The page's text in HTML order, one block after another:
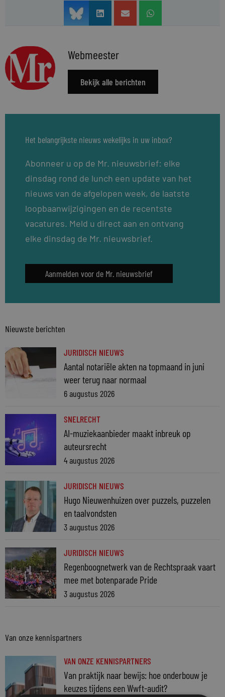
Webmeester
Bekijk alle berichten
Het belangrijkste nieuws wekelijks in uw inbox?
Abonneer u op de Mr. nieuwsbrief: elke
dinsdag rond de lunch een update van het
nieuws van de afgelopen week, de laatste
loopbaanwijzigingen en de recentste
vacatures. Meld u direct aan en ontvang
elke dinsdag de Mr. nieuwsbrief.
Aanmelden voor de Mr. nieuwsbrief
Nieuwste berichten
JURIDISCH NIEUWS
Aantal notariële akten na topmaand in juni
weer terug naar normaal
6 augustus 2026
SNELRECHT
AI-muziekaanbieder maakt inbreuk op
auteursrecht
4 augustus 2026
JURIDISCH NIEUWS
Hugo Nieuwenhuizen over puzzels, puzzelen
en taalvondsten
3 augustus 2026
JURIDISCH NIEUWS
Regenboognetwerk van de Rechtspraak vaart
mee met botenparade Pride
3 augustus 2026
Van onze kennispartners
VAN ONZE KENNISPARTNERS
Van praktijk naar bewijs: hoe onderbouw je
keuzes tijdens een Wwft-audit?